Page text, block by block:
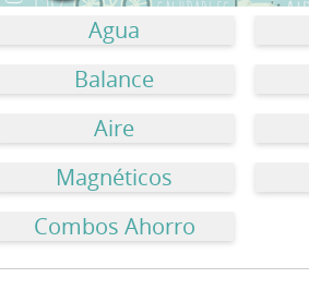
Agua
Balance
Aire
Magnéticos
Combos Ahorro